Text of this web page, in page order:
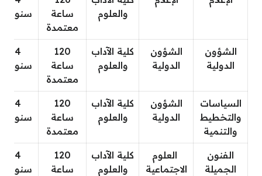
والعلوم
ساعة
معتمدة
سنوات
الشؤون
الدولية
الشؤون
الدولية
كلية الآداب
والعلوم
120
ساعة
معتمدة
4
سنوات
السياسات
والتخطيط
والتنمية
الشؤون
الدولية
كلية الآداب
والعلوم
120
ساعة
معتمدة
4
سنوات
الفنون
الجميلة
العلوم
الاجتماعية
كلية الآداب
والعلوم
120
ساعة
4
سنوات